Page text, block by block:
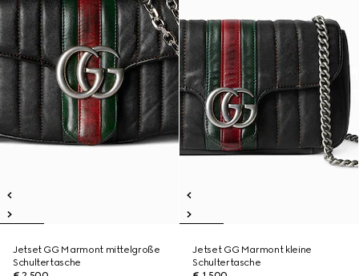
Jetset GG Marmont mittelgroße
Schultertasche
Jetset GG Marmont kleine
Schultertasche